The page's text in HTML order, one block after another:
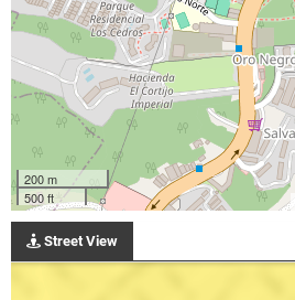
200 m
500 ft
Street View